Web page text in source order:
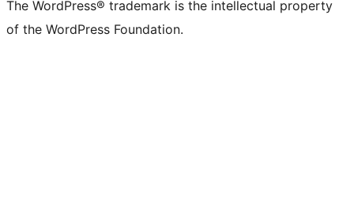
The WordPress® trademark is the intellectual property
of the WordPress Foundation.